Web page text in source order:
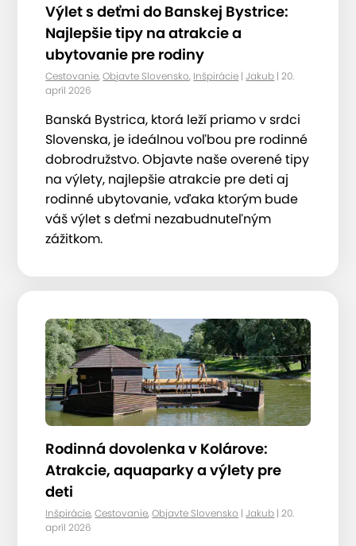
Výlet s deťmi do Banskej Bystrice:
Najlepšie tipy na atrakcie a
ubytovanie pre rodiny
Cestovanie,Objavte Slovensko, Inšpirácie |Jakub | 20.
apríl 2026
Banská Bystrica, ktorá leží priamo v srdci
Slovenska, je ideálnou voľbou pre rodinné
dobrodružstvo. Objavte naše overené tipy
na výlety, najlepšie atrakcie pre deti aj
rodinné ubytovanie, vďaka ktorým bude
váš výlet s deťmi nezabudnuteľným
zážitkom.
Rodinná dovolenka v Kolárove:
Atrakcie, aquaparky a výlety pre
deti
Inšpirácie,Cestovanie,Objavte Slovensko |Jakub | 20.
apríl 2026